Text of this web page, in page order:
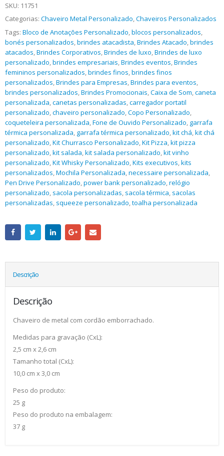
SKU: 11751
Categorias: Chaveiro Metal Personalizado,Chaveiros Personalizados
Tags: Bloco de Anotações Personalizado,blocos personalizados,
bonés personalizados,brindes atacadista,Brindes Atacado,brindes
atacados,Brindes Corporativos,Brindes de luxo,Brindes de luxo
personalizado,brindes empresariais,Brindes eventos,Brindes
femininos personalizados,brindes finos,brindes finos
personalizados,Brindes para Empresas,Brindes para eventos,
brindes personalizados,Brindes Promocionais,Caixa de Som,caneta
personalizada,canetas personalizadas,carregador portatil
personalizado,chaveiro personalizado,Copo Personalizado,
coqueteleira personalizada,Fone de Ouvido Personalizado, garrafa
térmica personalizada, garrafa térmica personalizado,kit chá,kit chá
personalizado,Kit Churrasco Personalizado,Kit Pizza,kit pizza
personalizado,kit salada,kit salada personalizado,kit vinho
personalizado,Kit Whisky Personalizado,Kits executivos,kits
personalizados,Mochila Personalizada,necessaire personalizada,
Pen Drive Personalizado,power bank personalizado,relógio
personalizado, sacola personalizadas, sacola térmica, sacolas
personalizadas, squeeze personalizado,toalha personalizada
Descrição
Descrição
Chaveiro de metal com cordão emborrachado.
Medidas para gravação (CxL):
2,5 cm x 2,6 cm
Tamanho total (CxL):
10,0 cm x 3,0 cm
Peso do produto:
25 g
Peso do produto na embalagem:
37 g